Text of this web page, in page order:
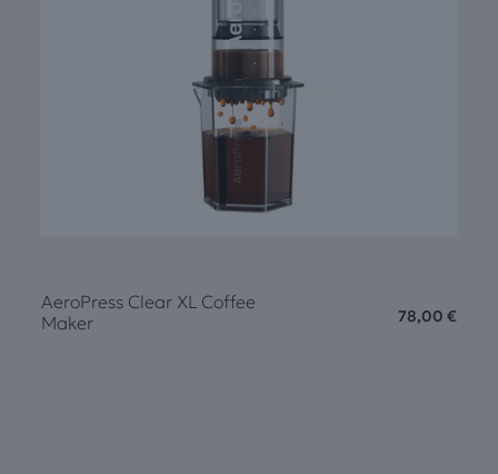
AeroPress Clear XL Coffee
Maker
78,00 €